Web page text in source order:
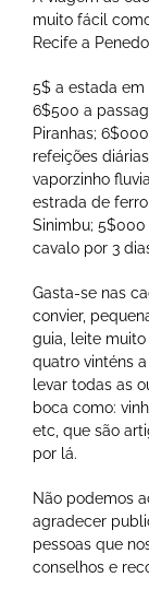
muito fácil
Recife a
5$ a estada em
6$500 a
Piranhas;
refeições
vaporzinho
estrada de
Sinimbu;
cavalo por 3
Gasta-se nas
convier,
guia, leite muito
quatro vinténs
levar todas as
boca como:
etc, que são
por lá.
Não podemos
agradecer
pessoas que
conselhos e